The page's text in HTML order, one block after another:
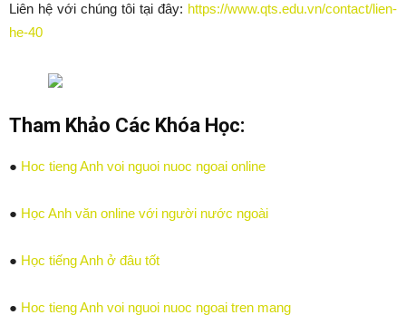
Liên hệ với chúng tôi tại đây: https://www.qts.edu.vn/contact/lien-
he-40
Tham Khảo Các Khóa Học:
● Hoc tieng Anh voi nguoi nuoc ngoai online
● Học Anh văn online với người nước ngoài
● Học tiếng Anh ở đâu tốt
● Hoc tieng Anh voi nguoi nuoc ngoai tren mang